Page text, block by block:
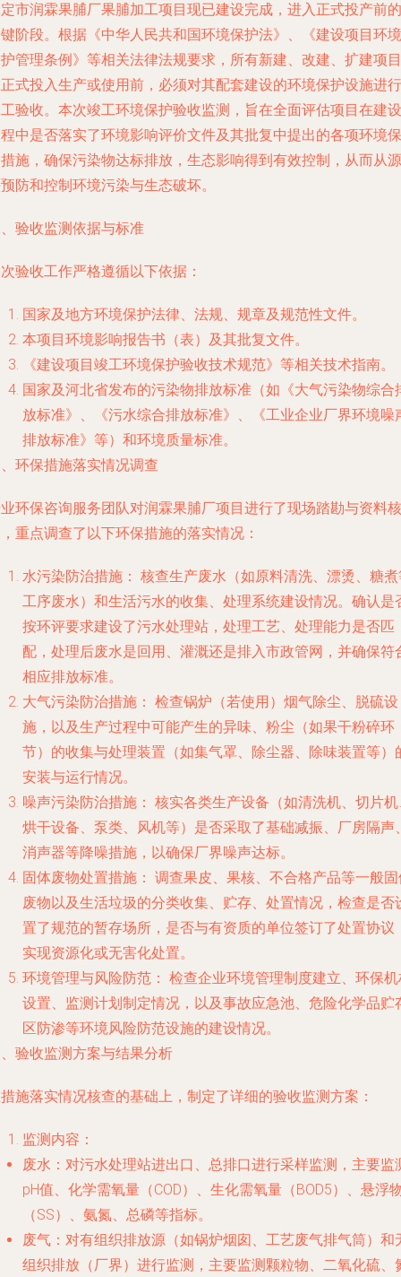
市润霖果脯厂果脯加工项目现已建设完成，进入正式投产前的
阶段。根据《中华人民共和国环境保护法》、《建设项目环境
管理条例》等相关法律法规要求，所有新建、改建、扩建项目
式投入生产或使用前，必须对其配套建设的环境保护设施进行
验收。本次竣工环境保护验收监测，旨在全面评估项目在建设
中是否落实了环境影响评价文件及其批复中提出的各项环境保
施，确保污染物达标排放，生态影响得到有效控制，从而从源
防和控制环境污染与生态破坏。
验收监测依据与标准
验收工作严格遵循以下依据：
国家及地方环境保护法律、法规、规章及规范性文件。
本项目环境影响报告书（表）及其批复文件。
《建设项目竣工环境保护验收技术规范》等相关技术指南。
国家及河北省发布的污染物排放标准（如《大气污染物综合
放标准》、《污水综合排放标准》、《工业企业厂界环境噪
排放标准》等）和环境质量标准。
环保措施落实情况调查
环保咨询服务团队对润霖果脯厂项目进行了现场踏勘与资料核
重点调查了以下环保措施的落实情况：
水污染防治措施： 核查生产废水（如原料清洗、漂烫、糖
工序废水）和生活污水的收集、处理系统建设情况。确认是
按环评要求建设了污水处理站，处理工艺、处理能力是否匹
配，处理后废水是回用、灌溉还是排入市政管网，并确保符
相应排放标准。
大气污染防治措施： 检查锅炉（若使用）烟气除尘、脱硫设
施，以及生产过程中可能产生的异味、粉尘（如果干粉碎环
节）的收集与处理装置（如集气罩、除尘器、除味装置等）
安装与运行情况。
噪声污染防治措施： 核实各类生产设备（如清洗机、切片
烘干设备、泵类、风机等）是否采取了基础减振、厂房隔声
消声器等降噪措施，以确保厂界噪声达标。
固体废物处置措施： 调查果皮、果核、不合格产品等一般
废物以及生活垃圾的分类收集、贮存、处置情况，检查是否
置了规范的暂存场所，是否与有资质的单位签订了处置协议
实现资源化或无害化处置。
环境管理与风险防范： 检查企业环境管理制度建立、环保
设置、监测计划制定情况，以及事故应急池、危险化学品贮
区防渗等环境风险防范设施的建设情况。
验收监测方案与结果分析
施落实情况核查的基础上，制定了详细的验收监测方案：
监测内容：
废水：对污水处理站进出口、总排口进行采样监测，主要监
pH值、化学需氧量（COD）、生化需氧量（BOD5）、悬浮
（SS）、氨氮、总磷等指标。
废气：对有组织排放源（如锅炉烟囱、工艺废气排气筒）和
组织排放（厂界）进行监测，主要监测颗粒物、二氧化硫、